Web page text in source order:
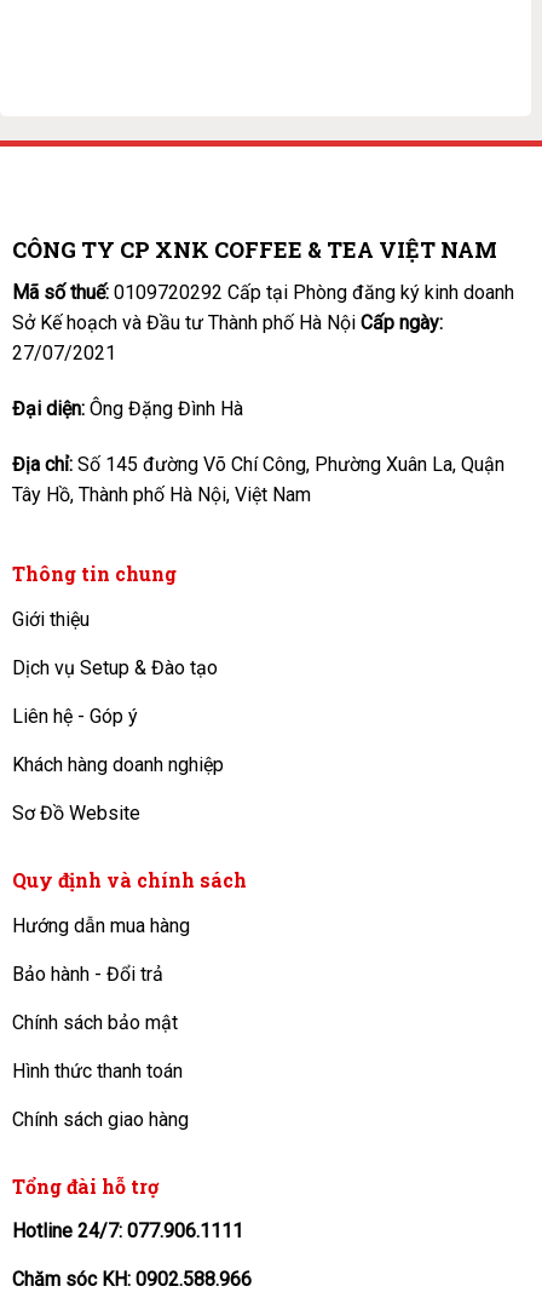
CÔNG TY CP XNK COFFEE & TEA VIỆT NAM
Mã số thuế:0109720292 Cấp tại Phòng đăng ký kinh doanh
Sở Kế hoạch và Đầu tư Thành phố Hà Nội Cấp ngày:
27/07/2021
Đại diện: Ông Đặng Đình Hà
Địa chỉ: Số 145 đường Võ Chí Công, Phường Xuân La, Quận
Tây Hồ, Thành phố Hà Nội, Việt Nam
Thông tin chung
Giới thiệu
Dịch vụ Setup & Đào tạo
Liên hệ - Góp ý
Khách hàng doanh nghiệp
Sơ Đồ Website
Quy định và chính sách
Hướng dẫn mua hàng
Bảo hành - Đổi trả
Chính sách bảo mật
Hình thức thanh toán
Chính sách giao hàng
Tổng đài hỗ trợ
Hotline 24/7: 077.906.1111
Chăm sóc KH: 0902.588.966